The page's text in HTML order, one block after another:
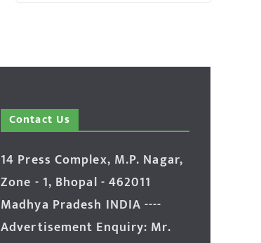
Contact Us
14 Press Complex, M.P. Nagar,
Zone - 1, Bhopal - 462011
Madhya Pradesh INDIA ----
Advertisement Enquiry: Mr.